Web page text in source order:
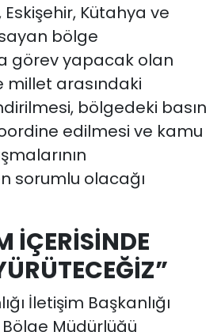
Kütahya ve
bölge
görev yapacak olan
millet arasındaki
bölgedeki basın
edilmesi ve kamu
sorumlu olacağı
İÇERİSİNDE
İletişim Başkanlığı
Müdürlüğü